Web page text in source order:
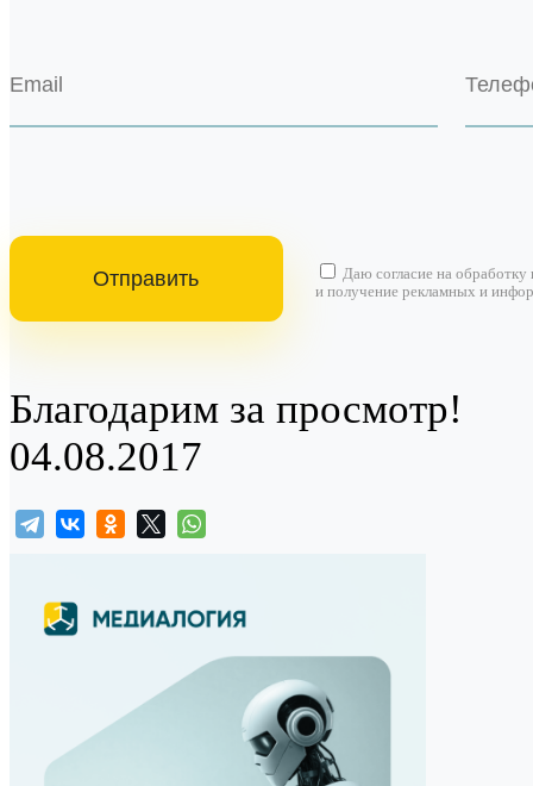
Даю согласие на обработку
и получение рекламных и
Благодарим за просмотр!
04.08.2017